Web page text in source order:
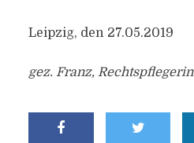
Leipzig, den 27.05.2019
gez. Franz, Rechtspflegerin